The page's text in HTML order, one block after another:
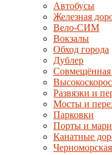
Автобусы
Железная
Вело-СИМ
Вокзалы
Обход города
Дублер
Совмещённая
Развязки и
Мосты и
Парковки
Порты и
Канатные